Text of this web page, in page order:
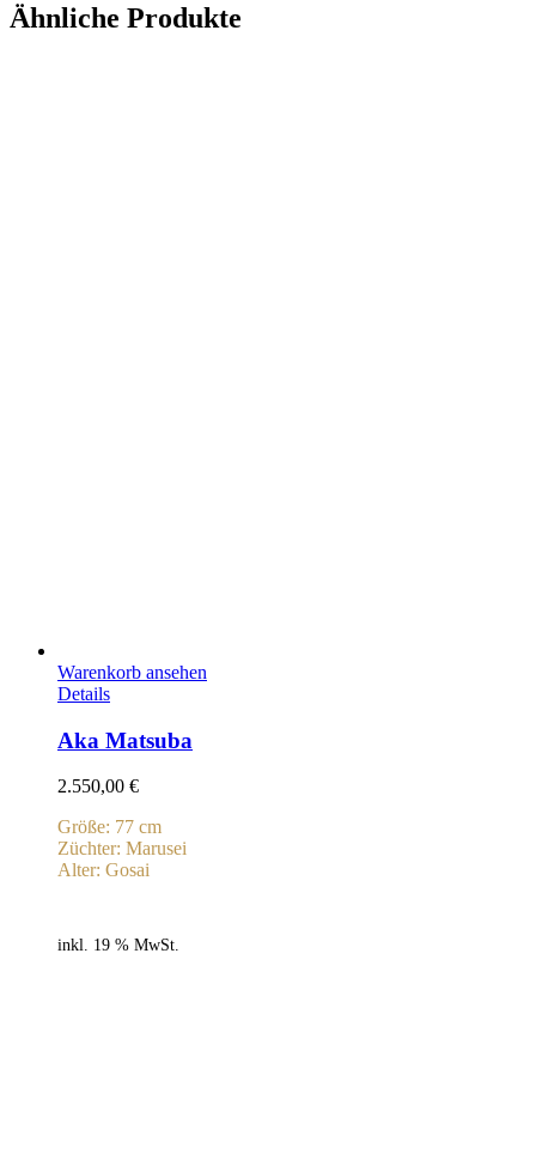
Ähnliche Produkte
Warenkorb ansehen
Details
Aka Matsuba
2.550,00 €
Größe: 77 cm
Züchter: Marusei
Alter: Gosai
inkl. 19 % MwSt.